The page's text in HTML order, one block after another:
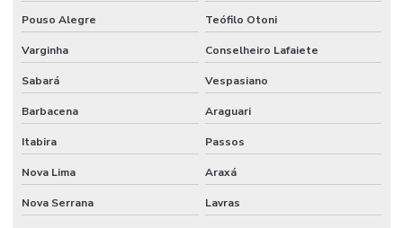
Limpeza Técnica De Indústrias E Escritórios
Manutenção corporativa
Manutenção Corretiva De Edifícios
Manutenção De Climatização Predial
Manutenção De Edifícios
Manutenção De Espaços E Limpeza Segura
Manutenção De Iluminação De Edifícios
Pouso Alegre Teófilo Otoni
Varginha Conselheiro Lafaiete
Sabará Vespasiano
Barbacena Araguari
Itabira Passos
Nova Lima Araxá
Nova Serrana Lavras